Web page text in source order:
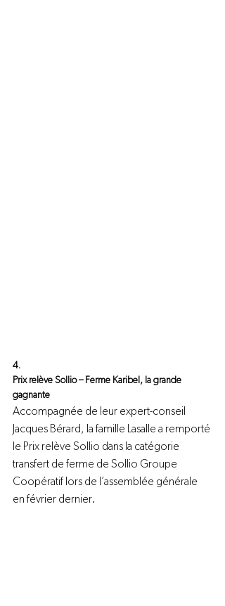
4.
Prix relève Sollio – Ferme Karibel, la grande
gagnante
Accompagnée de leur expert-conseil
Jacques Bérard, la famille Lasalle a remporté
le Prix relève Sollio dans la catégorie
transfert de ferme de Sollio Groupe
Coopératif lors de l’assemblée générale
en février dernier.